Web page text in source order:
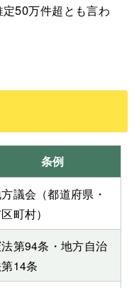
50万件超とも言わ
条例
議会（都道府県・
町村）
第94条・地方自治
14条